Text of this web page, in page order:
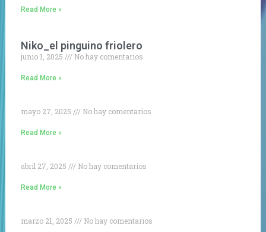
Read More »
Niko_el pinguino friolero
junio 1, 2025 No hay comentarios
Read More »
mayo 27, 2025 No hay comentarios
Read More »
abril 27, 2025 No hay comentarios
Read More »
marzo 21, 2025 No hay comentarios